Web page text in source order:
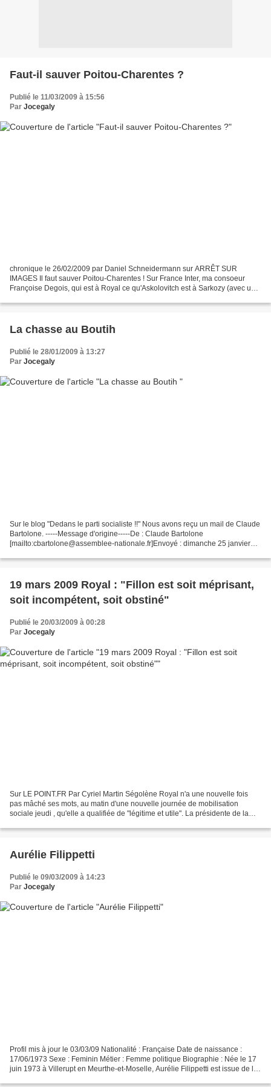
Faut-il sauver Poitou-Charentes ?
Publié le 11/03/2009 à 15:56
Par Jocegaly
chronique le 26/02/2009 par Daniel Schneidermann sur ARRÊT SUR
IMAGES Il faut sauver Poitou-Charentes ! Sur France Inter, ma consoeur
Françoise Degois, qui est à Royal ce qu'Askolovitch est à Sarkozy (avec un
La chasse au Boutih
Publié le 28/01/2009 à 13:27
Par Jocegaly
Sur le blog "Dedans le parti socialiste !!" Nous avons reçu un mail de Claude
Bartolone. -----Message d'origine-----De : Claude Bartolone
[mailto:cbartolone@assemblee-nationale.fr]Envoyé : dimanche 25 janvier
19 mars 2009 Royal : "Fillon est soit méprisant,
soit incompétent, soit obstiné"
Publié le 20/03/2009 à 00:28
Par Jocegaly
Sur LE POINT.FR Par Cyriel Martin Ségolène Royal n'a une nouvelle fois
pas mâché ses mots, au matin d'une nouvelle journée de mobilisation
sociale jeudi , qu'elle a qualifiée de "légitime et utile". La présidente de la
Aurélie Filippetti
Publié le 09/03/2009 à 14:23
Par Jocegaly
Profil mis à jour le 03/03/09 Nationalité : Française Date de naissance :
17/06/1973 Sexe : Feminin Métier : Femme politique Biographie : Née le 17
juin 1973 à Villerupt en Meurthe-et-Moselle, Aurélie Filippetti est issue de la